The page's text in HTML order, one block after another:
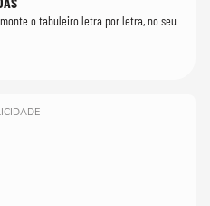
o tabuleiro letra por letra, no seu